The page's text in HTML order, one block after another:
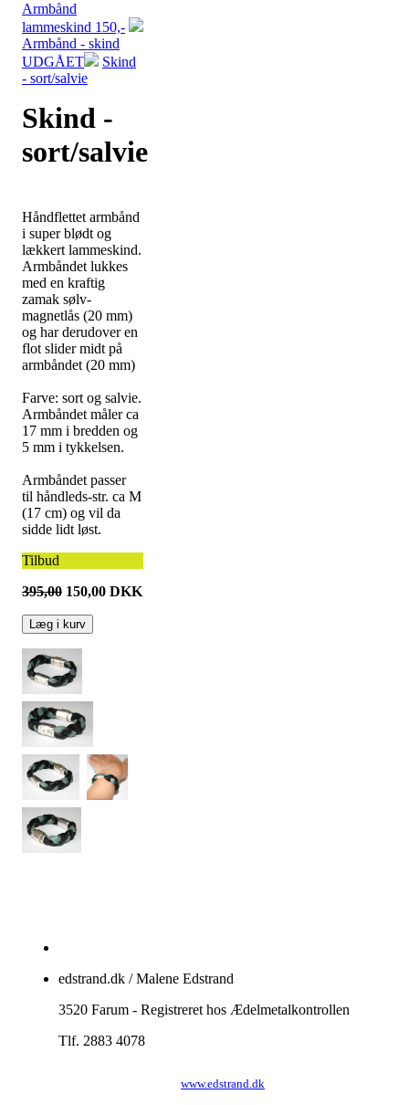
Armbånd
lammeskind 150,-
Armbånd - skind
UDGÅET
Skind
- sort/salvie
Skind -
sort/salvie
Håndflettet armbånd
i super blødt og
lækkert lammeskind.
Armbåndet lukkes
med en kraftig
zamak sølv-
magnetlås (20 mm)
og har derudover en
flot slider midt på
armbåndet (20 mm)
Farve: sort og salvie.
Armbåndet måler ca
17 mm i bredden og
5 mm i tykkelsen.
Armbåndet passer
til håndleds-str. ca M
(17 cm) og vil da
sidde lidt løst.
Tilbud
395,00 150,00 DKK
Læg i kurv
edstrand.dk / Malene Edstrand
3520 Farum - Registreret hos Ædelmetalkontrollen
Tlf. 2883 4078
www.edstrand.dk